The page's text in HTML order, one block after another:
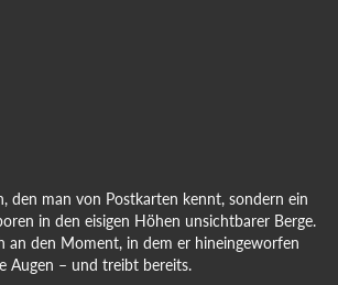
den man von Postkarten kennt, sondern ein
in den eisigen Höhen unsichtbarer Berge.
an den Moment, in dem er hineingeworfen
Augen – und treibt bereits.